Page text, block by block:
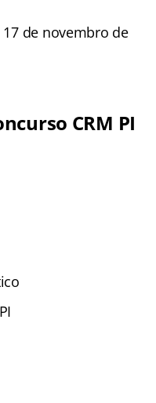
17 de novembro de
CRM PI